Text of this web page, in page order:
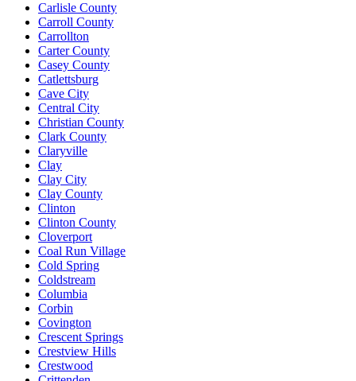
Carlisle County
Carroll County
Carrollton
Carter County
Casey County
Catlettsburg
Cave City
Central City
Christian County
Clark County
Claryville
Clay
Clay City
Clay County
Clinton
Clinton County
Cloverport
Coal Run Village
Cold Spring
Coldstream
Columbia
Corbin
Covington
Crescent Springs
Crestview Hills
Crestwood